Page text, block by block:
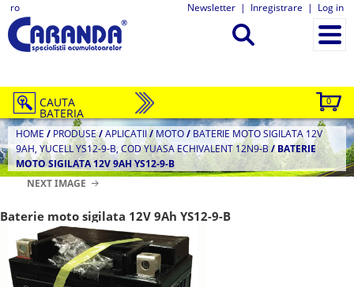
ro Newsletter | Inregistrare | Log in
0
CAUTA
BATERIA
HOME / PRODUSE/APLICATII/MOTO/ BATERIE MOTO SIGILATA 12V
9AH, YUCELL YS12-9-B, COD YUASA ECHIVALENT 12N9-B/BATERIE
MOTO SIGILATA 12V 9AH YS12-9-B
NEXT IMAGE
Baterie moto sigilata 12V 9Ah YS12-9-B